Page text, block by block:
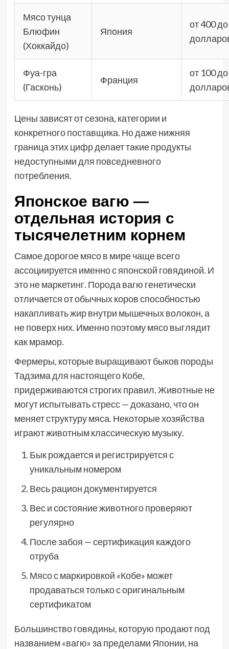
Мясо тунца
Блюфин
(Хоккайдо)
Япония
от 400
Фуа-гра
(Гасконь)
Франция
от 100
Цены зависят от сезона, категории и
конкретного поставщика. Но даже нижняя
граница этих цифр делает такие продукты
недоступными для повседневного
потребления.
Японское вагю —
отдельная история с
тысячелетним корнем
Самое дорогое мясо в мире чаще всего
ассоциируется именно с японской говядиной. И
это не маркетинг. Порода вагю генетически
отличается от обычных коров способностью
накапливать жир внутри мышечных волокон, а
не поверх них. Именно поэтому мясо выглядит
как мрамор.
Фермеры, которые выращивают быков породы
Тадзима для настоящего Кобе,
придерживаются строгих правил. Животные не
могут испытывать стресс — доказано, что он
меняет структуру мяса. Некоторые хозяйства
играют животным классическую музыку.
Бык рождается и регистрируется с
уникальным номером
Весь рацион документируется
Вес и состояние животного проверяют
регулярно
После забоя — сертификация каждого
отруба
Мясо с маркировкой «Кобе» может
продаваться только с оригинальным
сертификатом
Большинство говядины, которую продают под
названием «вагю» за пределами Японии, на